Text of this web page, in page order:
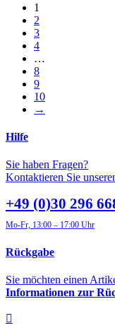
1
2
3
4
…
8
9
10
→
Hilfe
Sie haben Fragen?
Kontaktieren Sie
+49 (0)30 296
Mo-Fr, 13:00 – 17:00 Uhr
Rückgabe
Sie möchten einen
Informationen zur